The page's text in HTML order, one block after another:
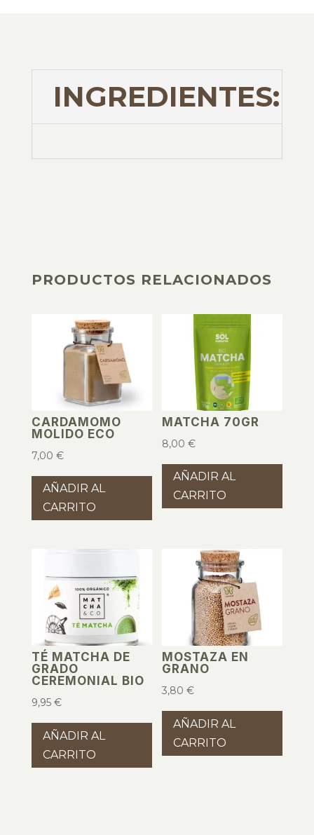
INGREDIENTES:
PRODUCTOS RELACIONADOS
CARDAMOMO
MOLIDO ECO
7,00 €
AÑADIR AL
CARRITO
MATCHA 70GR
8,00€
AÑADIR AL
CARRITO
TÉ MATCHA DE
GRADO
CEREMONIAL BIO
9,95 €
AÑADIR AL
CARRITO
MOSTAZA EN
GRANO
3,80€
AÑADIR AL
CARRITO